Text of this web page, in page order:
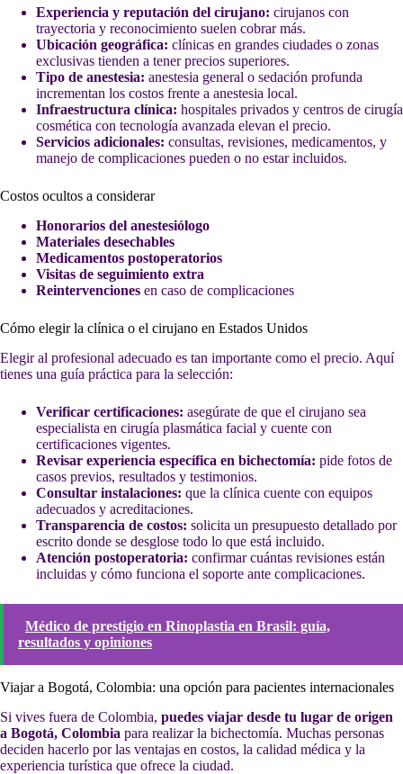
Experiencia y reputación del cirujano: cirujanos con
trayectoria y reconocimiento suelen cobrar más.
Ubicación geográfica: clínicas en grandes ciudades o zonas
exclusivas tienden a tener precios superiores.
Tipo de anestesia: anestesia general o sedación profunda
incrementan los costos frente a anestesia local.
Infraestructura clínica: hospitales privados y centros de cirugía
cosmética con tecnología avanzada elevan el precio.
Servicios adicionales: consultas, revisiones, medicamentos, y
manejo de complicaciones pueden o no estar incluidos.
Costos ocultos a considerar
Honorarios del anestesiólogo
Materiales desechables
Medicamentos postoperatorios
Visitas de seguimiento extra
Reintervenciones en caso de complicaciones
Cómo elegir la clínica o el cirujano en Estados Unidos
Elegir al profesional adecuado es tan importante como el precio. Aquí
tienes una guía práctica para la selección:
Verificar certificaciones: asegúrate de que el cirujano sea
especialista en cirugía plasmática facial y cuente con
certificaciones vigentes.
Revisar experiencia específica en bichectomía: pide fotos de
casos previos, resultados y testimonios.
Consultar instalaciones: que la clínica cuente con equipos
adecuados y acreditaciones.
Transparencia de costos: solicita un presupuesto detallado por
escrito donde se desglose todo lo que está incluido.
Atención postoperatoria: confirmar cuántas revisiones están
incluidas y cómo funciona el soporte ante complicaciones.
Médico de prestigio en Rinoplastia en Brasil: guía,
resultados y opiniones
Viajar a Bogotá, Colombia: una opción para pacientes internacionales
Si vives fuera de Colombia, puedes viajar desde tu lugar de origen
a Bogotá, Colombia para realizar la bichectomía. Muchas personas
deciden hacerlo por las ventajas en costos, la calidad médica y la
experiencia turística que ofrece la ciudad.